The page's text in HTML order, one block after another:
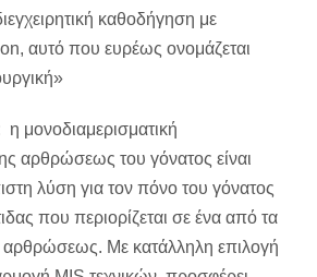
καθοδήγηση με
αυτό που ευρέως ονομάζεται
μονοδιαμερισματική
αρθρώσεως του γόνατος είναι
λύση για τον πόνο του γόνατος
που περιορίζεται σε ένα από τα
αρθρώσεως. Με κατάλληλη επιλογή